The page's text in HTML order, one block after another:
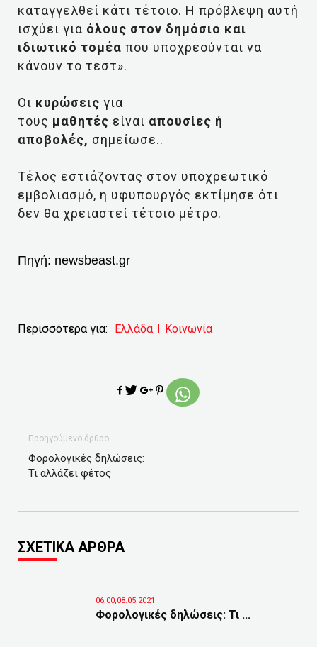
καταγγελθεί κάτι τέτοιο. Η πρόβλεψη αυτή
ισχύει για όλους στον δημόσιο και
ιδιωτικό τομέα που υποχρεούνται να
κάνουν το τεστ».
Οι κυρώσεις για
τους μαθητές είναι απουσίες ή
αποβολές, σημείωσε..
Τέλος εστιάζοντας στον υποχρεωτικό
εμβολιασμό, η υφυπουργός εκτίμησε ότι
δεν θα χρειαστεί τέτοιο μέτρο.
Πηγή: newsbeast.gr
Περισσότερα για: Ελλάδα Κοινωνία
Προηγούμενο άρθρο
Φορολογικές δηλώσεις:
Τι αλλάζει φέτος
ΣΧΕΤΙΚΑ ΑΡΘΡΑ
06:00,08.05.2021
Φορολογικές δηλώσεις: Τι ...